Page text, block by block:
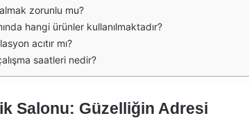
zorunlu mu?
hangi ürünler kullanılmaktadır?
acıtır mı?
saatleri nedir?
Salonu: Güzelliğin Adresi